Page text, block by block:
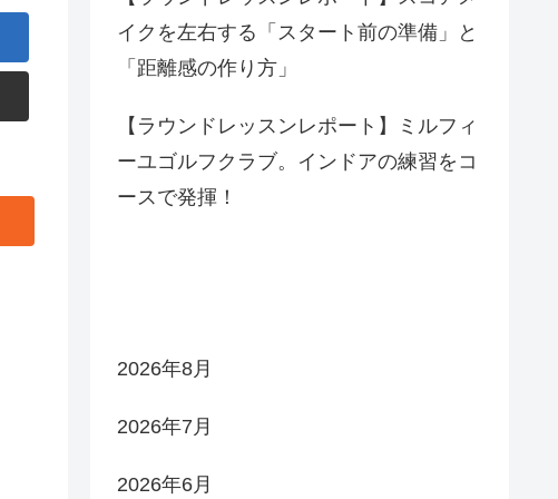
イクを左右する「スタート前の準備」と
「距離感の作り方」
【ラウンドレッスンレポート】ミルフィ
ーユゴルフクラブ。インドアの練習をコ
ースで発揮！
2026年8月
2026年7月
2026年6月